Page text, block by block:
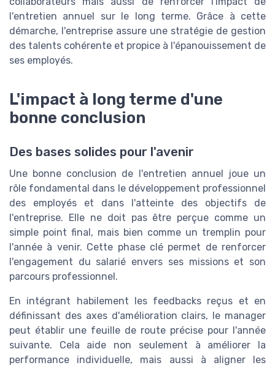
l'entretien annuel sur le long terme. Grâce à cette
démarche, l'entreprise assure une stratégie de gestion
des talents cohérente et propice à l'épanouissement de
ses employés.
L'impact à long terme d'une
bonne conclusion
Des bases solides pour l'avenir
Une bonne conclusion de l'entretien annuel joue un
rôle fondamental dans le développement professionnel
des employés et dans l'atteinte des objectifs de
l'entreprise. Elle ne doit pas être perçue comme un
simple point final, mais bien comme un tremplin pour
l'année à venir. Cette phase clé permet de renforcer
l'engagement du salarié envers ses missions et son
parcours professionnel.
En intégrant habilement les feedbacks reçus et en
définissant des axes d'amélioration clairs, le manager
peut établir une feuille de route précise pour l'année
suivante. Cela aide non seulement à améliorer la
performance individuelle, mais aussi à aligner les